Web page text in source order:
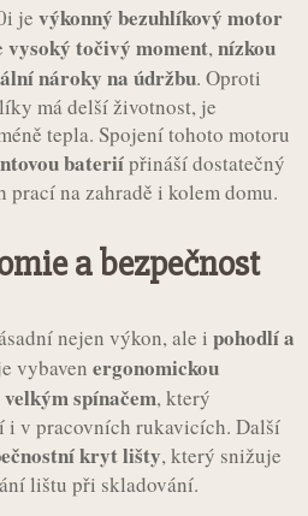
je výkonný bezuhlíkový motor
vysoký točivý moment,nízkou
nároky na údržbu. Oproti
má delší životnost, je
tepla. Spojení tohoto motoru
bateriípřináší dostatečný
na zahradě i kolem domu.
a bezpečnost
nejen výkon, ale i pohodlí a
vybaven ergonomickou
velkým spínačem, který
i v pracovních rukavicích. Další
kryt lišty, který snižuje
lištu při skladování.